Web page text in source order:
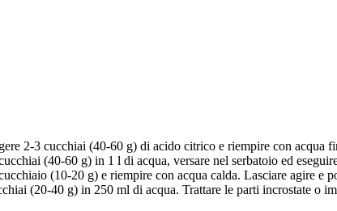
2-3 cucchiai (40-60 g) di acido citrico e riempire con acqua
(40-60 g) in 1 l di acqua, versare nel serbatoio ed
(10-20 g) e riempire con acqua calda. Lasciare agire e
(20-40 g) in 250 ml di acqua. Trattare le parti incrostate o